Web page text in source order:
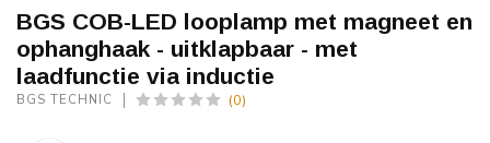
BGS COB-LED looplamp met magneet en
ophanghaak - uitklapbaar - met
laadfunctie via inductie
BGS TECHNIC (0)